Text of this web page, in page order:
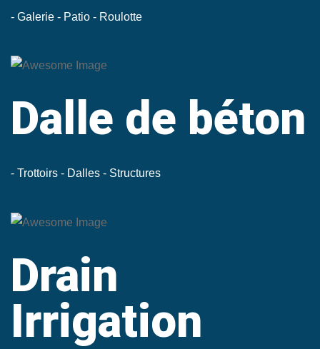
- Galerie - Patio - Roulotte
Dalle de béton
- Trottoirs - Dalles - Structures
Drain
Irrigation